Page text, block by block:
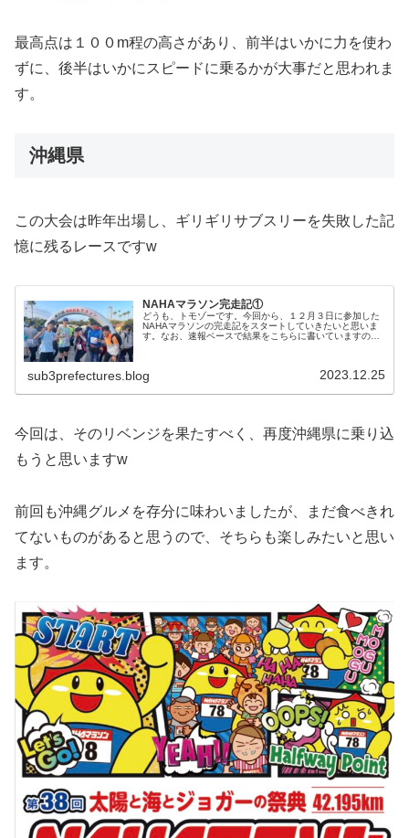
最高点は１００m程の高さがあり、前半はいかに力を使わ
ずに、後半はいかにスピードに乗るかが大事だと思われま
す。
沖縄県
この大会は昨年出場し、ギリギリサブスリーを失敗した記
憶に残るレースですw
NAHAマラソン完走記①
どうも、トモゾーです。今回から、１２月３日に参加した
NAHAマラソンの完走記をスタートしていきたいと思いま
す。なお、速報ベースで結果をこちらに書いていますの
sub3prefectures.blog 2023.12.25
今回は、そのリベンジを果たすべく、再度沖縄県に乗り込
もうと思いますw
前回も沖縄グルメを存分に味わいましたが、まだ食べきれ
てないものがあると思うので、そちらも楽しみたいと思い
ます。